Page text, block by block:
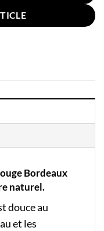
Bordeaux
naturel.
douce au
et les